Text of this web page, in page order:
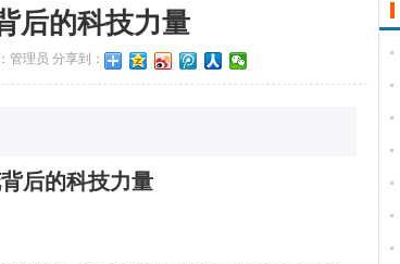
后的科技力量
管理员 分享到：
后的科技力量